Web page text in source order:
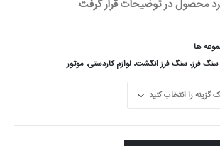
محصول در توضیحات قرار گرفت
ها
فرز، سنگ فرز انگشت، لوازم کاردستی، موتور